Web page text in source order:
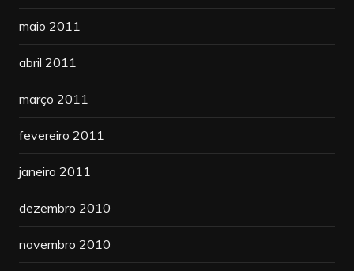
maio 2011
abril 2011
março 2011
fevereiro 2011
janeiro 2011
dezembro 2010
novembro 2010